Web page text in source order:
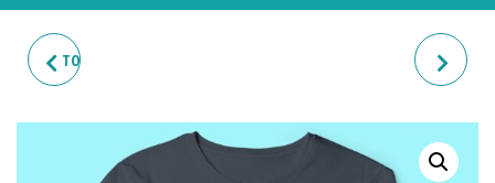
TOTE-BAG NON MAIS GENRE